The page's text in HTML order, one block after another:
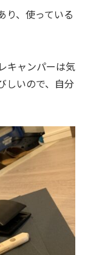
り、使っている
キャンパーは気
しいので、自分